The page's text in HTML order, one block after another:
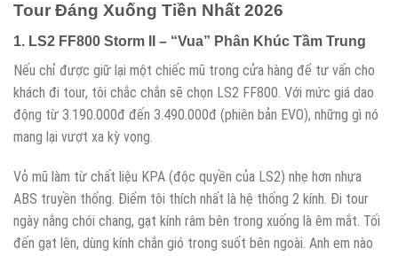
Tour Đáng Xuống Tiền Nhất 2026
1. LS2 FF800 Storm II – “Vua” Phân Khúc Tầm Trung
Nếu chỉ được giữ lại một chiếc mũ trong cửa hàng để tư vấn cho
khách đi tour, tôi chắc chắn sẽ chọn LS2 FF800. Với mức giá dao
động từ 3.190.000đ đến 3.490.000đ (phiên bản EVO), những gì nó
mang lại vượt xa kỳ vọng.
Vỏ mũ làm từ chất liệu KPA (độc quyền của LS2) nhẹ hơn nhựa
ABS truyền thống. Điểm tôi thích nhất là hệ thống 2 kính. Đi tour
ngày nắng chói chang, gạt kính râm bên trong xuống là êm mắt. Tối
đến gạt lên, dùng kính chắn gió trong suốt bên ngoài. Anh em nào